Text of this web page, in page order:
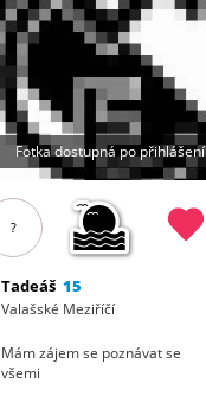
Fotka dostupná po přihlášení
?
Tadeáš 15
Valašské Meziříčí
Mám zájem se poznávat se
všemi